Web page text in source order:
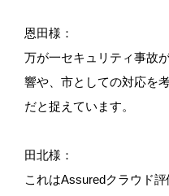
恩田様：
万が一セキュリティ事故
響や、市としての対応を
だと捉えています。
田北様：
これはAssuredクラウド